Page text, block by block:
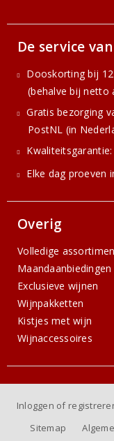
De service
Dooskorting bij
(behalve bij netto
Gratis bezorging
PostNL (in
Elke dag proeven
Overig
Volledige
Maandaanbiedingen
Exclusieve wijnen
Wijnpakketten
Kistjes met wijn
Wijnaccessoires
Inloggen of
Sitemap